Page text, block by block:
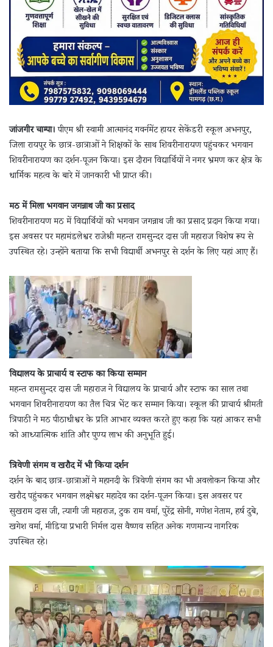
जांजगीर चाम्पा।पीएम श्री स्वामी आत्मानंद गवर्नमेंट हायर सेकेंडरी स्कूल अभनपुर,
जिला रायपुर के छात्र-छात्राओं ने शिक्षकों के साथ शिवरीनारायण पहुंचकर भगवान
शिवरीनारायण का दर्शन-पूजन किया। इस दौरान विद्यार्थियों ने नगर भ्रमण कर क्षेत्र के
धार्मिक महत्व के बारे में जानकारी भी प्राप्त की।
मठ में मिला भगवान जगन्नाथ जी का प्रसाद
शिवरीनारायण मठ में विद्यार्थियों को भगवान जगन्नाथ जी का प्रसाद प्रदान किया गया।
इस अवसर पर महामंडलेश्वर राजेश्री महन्त रामसुन्दर दास जी महाराज विशेष रूप से
उपस्थित रहे। उन्होंने बताया कि सभी विद्यार्थी अभनपुर से दर्शन के लिए यहां आए हैं।
विद्यालय के प्राचार्य व स्टाफ का किया सम्मान
महन्त रामसुन्दर दास जी महाराज ने विद्यालय के प्राचार्य और स्टाफ का साल तथा
भगवान शिवरीनारायण का तैल चित्र भेंट कर सम्मान किया। स्कूल की प्राचार्य श्रीमती
त्रिपाठी ने मठ पीठाधीश्वर के प्रति आभार व्यक्त करते हुए कहा कि यहां आकर सभी
को आध्यात्मिक शांति और पुण्य लाभ की अनुभूति हुई।
त्रिवेणी संगम व खरौद में भी किया दर्शन
दर्शन के बाद छात्र-छात्राओं ने महानदी के त्रिवेणी संगम का भी अवलोकन किया और
खरौद पहुंचकर भगवान लक्ष्मेश्वर महादेव का दर्शन-पूजन किया। इस अवसर पर
सुखराम दास जी, त्यागी जी महाराज, टुक राम वर्मा, पुरेंद्र सोनी, गणेश नेताम, हर्ष दुबे,
खगेश वर्मा, मीडिया प्रभारी निर्मल दास वैष्णव सहित अनेक गणमान्य नागरिक
उपस्थित रहे।